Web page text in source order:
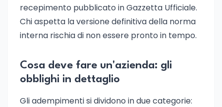
recepimento pubblicato in Gazzetta Ufficiale.
Chi aspetta la versione definitiva della norma
interna rischia di non essere pronto in tempo.
Cosa deve fare un'azienda: gli
obblighi in dettaglio
Gli adempimenti si dividono in due categorie: